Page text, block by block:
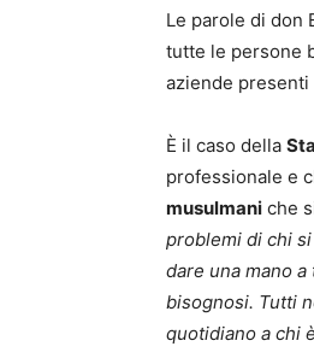
Le parole di don
tutte le persone
aziende
È il caso della
professionale e
musulmani che
problemi di chi
dare una mano
bisognosi. Tutti
quotidiano a chi